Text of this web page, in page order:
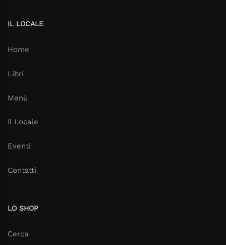
IL LOCALE
Home
Libri
Menù
Il Locale
Eventi
Contatti
LO SHOP
Cerca